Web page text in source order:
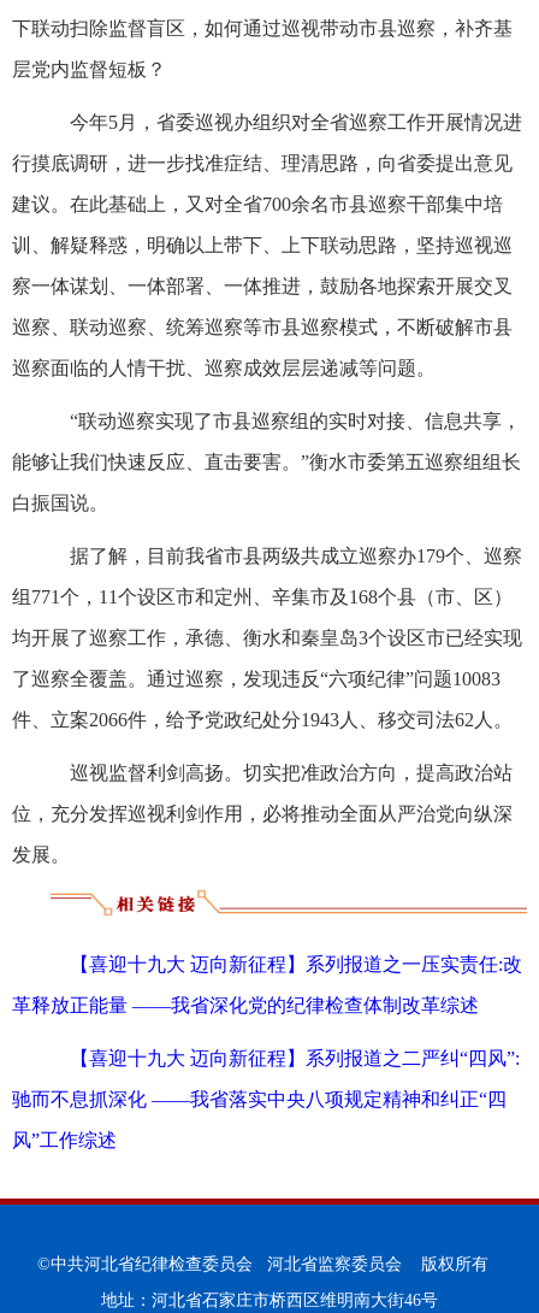
下联动扫除监督盲区，如何通过巡视带动市县巡察，补齐基
层党内监督短板？
今年5月，省委巡视办组织对全省巡察工作开展情况进
行摸底调研，进一步找准症结、理清思路，向省委提出意见
建议。在此基础上，又对全省700余名市县巡察干部集中培
训、解疑释惑，明确以上带下、上下联动思路，坚持巡视巡
察一体谋划、一体部署、一体推进，鼓励各地探索开展交叉
巡察、联动巡察、统筹巡察等市县巡察模式，不断破解市县
巡察面临的人情干扰、巡察成效层层递减等问题。
“联动巡察实现了市县巡察组的实时对接、信息共享，
能够让我们快速反应、直击要害。”衡水市委第五巡察组组长
白振国说。
据了解，目前我省市县两级共成立巡察办179个、巡察
组771个，11个设区市和定州、辛集市及168个县（市、区）
均开展了巡察工作，承德、衡水和秦皇岛3个设区市已经实现
了巡察全覆盖。通过巡察，发现违反“六项纪律”问题10083
件、立案2066件，给予党政纪处分1943人、移交司法62人。
巡视监督利剑高扬。切实把准政治方向，提高政治站
位，充分发挥巡视利剑作用，必将推动全面从严治党向纵深
发展。
【喜迎十九大 迈向新征程】系列报道之一压实责任:改
革释放正能量 ——我省深化党的纪律检查体制改革综述
【喜迎十九大 迈向新征程】系列报道之二严纠“四风”:
驰而不息抓深化 ——我省落实中央八项规定精神和纠正“四
风”工作综述
©中共河北省纪律检查委员会 河北省监察委员会 版权所有
地址：河北省石家庄市桥西区维明南大街46号